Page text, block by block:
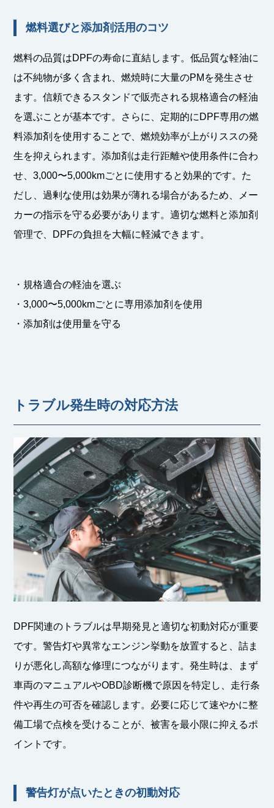
燃料選びと添加剤活用のコツ
燃料の品質はDPFの寿命に直結します。低品質な軽油に
は不純物が多く含まれ、燃焼時に大量のPMを発生させ
ます。信頼できるスタンドで販売される規格適合の軽油
を選ぶことが基本です。さらに、定期的にDPF専用の燃
料添加剤を使用することで、燃焼効率が上がりススの発
生を抑えられます。添加剤は走行距離や使用条件に合わ
せ、3,000〜5,000kmごとに使用すると効果的です。た
だし、過剰な使用は効果が薄れる場合があるため、メー
カーの指示を守る必要があります。適切な燃料と添加剤
管理で、DPFの負担を大幅に軽減できます。
・規格適合の軽油を選ぶ
・3,000〜5,000kmごとに専用添加剤を使用
・添加剤は使用量を守る
トラブル発生時の対応方法
DPF関連のトラブルは早期発見と適切な初動対応が重要
です。警告灯や異常なエンジン挙動を放置すると、詰ま
りが悪化し高額な修理につながります。発生時は、まず
車両のマニュアルやOBD診断機で原因を特定し、走行条
件や再生の可否を確認します。必要に応じて速やかに整
備工場で点検を受けることが、被害を最小限に抑えるポ
イントです。
警告灯が点いたときの初動対応